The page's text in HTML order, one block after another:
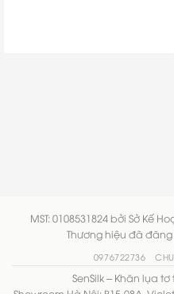
MST: 0108531824 bởi Sở Kế
Thương hiệu đã đăng
0976722736
SenSilk – Khăn lụa